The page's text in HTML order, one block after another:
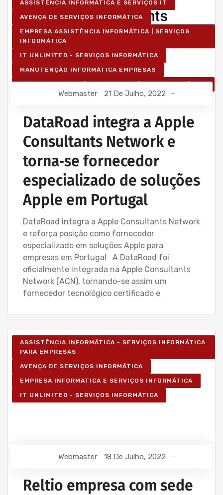
ASSISTÊNCIA INFORMÁTICA E SERVIÇOS IT
AVENÇA DE SERVIÇOS INFORMÁTICA
EMPRESA ASSISTÊNCIA INFORMÁTICA | SERVIÇOS
INFORMÁTICA
IT UNLIMITED - SERVIÇOS INFORMÁTICA
MANUTENÇÃO INFORMÁTICA EMPRESAS
Webmaster 21 De Julho, 2022
DataRoad integra a Apple
Consultants Network e
torna‑se fornecedor
especializado de soluções
Apple em Portugal
DataRoad integra a Apple Consultants Network
e reforça posição como fornecedor
especializado em soluções Apple para
empresas em Portugal A DataRoad foi
oficialmente integrada na Apple Consultants
Network (ACN), tornando-se assim um
fornecedor tecnológico certificado e
ASSISTÊNCIA INFORMÁTICA - SERVIÇOS INFORMÁTICA
PARA EMPRESAS
AVENÇA DE SERVIÇOS INFORMÁTICA
EMPRESA INFORMATICA E SERVIÇOS INFORMÁTICA
IT UNLIMITED - SERVIÇOS INFORMÁTICA
Webmaster 18 De Julho, 2022
Reltio empresa com sede